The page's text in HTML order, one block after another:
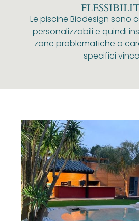
Le piscine Biodesign sono
personalizzabili e quindi
zone problematiche o
specifici